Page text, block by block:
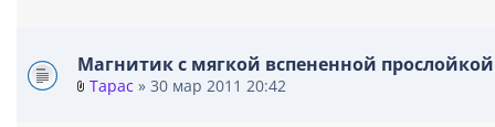
я
Магнитик с мягкой вспененной прослойкой
Тарас » 30 мар 2011 20:42